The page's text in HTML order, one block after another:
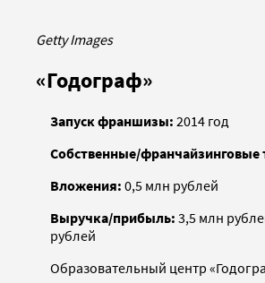
Getty Images
«Годограф»
Запуск франшизы: 2014 год
Собственные/франчайзинговые
Вложения: 0,5 млн рублей
Выручка/прибыль: 3,5 млн
рублей
Образовательный центр